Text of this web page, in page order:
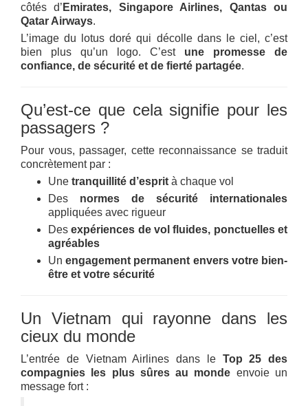
côtés d’ Emirates, Singapore Airlines, Qantas ou
Qatar Airways.
L’image du lotus doré qui décolle dans le ciel, c’est
bien plus qu’un logo. C’est une promesse de
confiance, de sécurité et de fierté partagée.
Qu’est-ce que cela signifie pour les
passagers ?
Pour vous, passager, cette reconnaissance se traduit
concrètement par :
Une tranquillité d’esprit à chaque vol
Des normes de sécurité internationales
appliquées avec rigueur
Desexpériences de vol fluides, ponctuelles et
agréables
Unengagement permanent envers votre bien-
être et votre sécurité
Un Vietnam qui rayonne dans les
cieux du monde
L’entrée de Vietnam Airlines dans le Top 25 des
compagnies les plus sûres au monde envoie un
message fort :